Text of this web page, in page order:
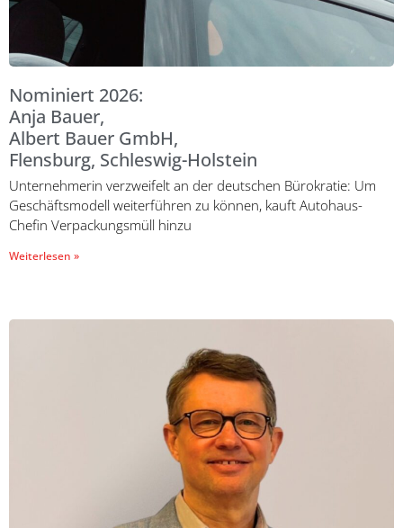
Nominiert 2026:
Anja Bauer,
Albert Bauer GmbH,
Flensburg, Schleswig-Holstein
Unternehmerin verzweifelt an der deutschen Bürokratie: Um
Geschäftsmodell weiterführen zu können, kauft Autohaus-
Chefin Verpackungsmüll hinzu
Weiterlesen »